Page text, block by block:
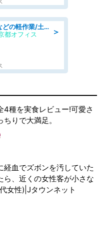
＞
物流倉庫でのラベル発行などの軽作業/土日祝休/残業なし/車通勤OK/交通費支給
都オフィス
4種を実食レビュー!可愛さ
りで大満足。
経血でズボンを汚していた
ら、近くの女性客が小さな
女性)|Jタウンネット